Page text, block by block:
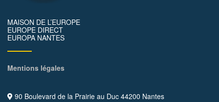
MAISON DE L’EUROPE
EUROPE DIRECT
EUROPA NANTES
Mentions légales
90 Boulevard de la Prairie au Duc 44200 Nantes